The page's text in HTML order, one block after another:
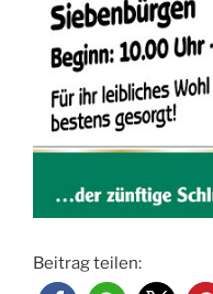
Beitrag teilen: